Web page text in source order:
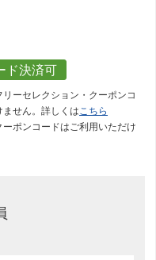
ド決済可
ーセレクション・クーポンコ
せん。詳しくは こちら
ポンコードはご利用いただけ